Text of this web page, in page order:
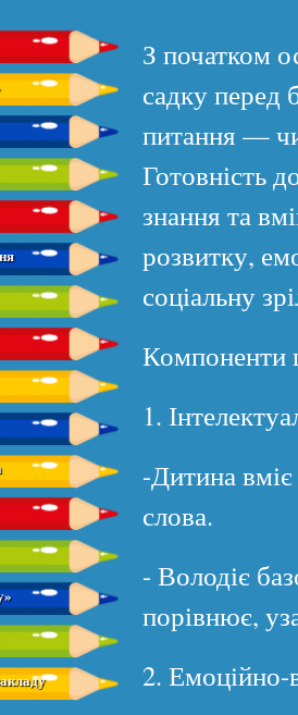
З початком
садку перед
питання —
Готовність
знання та
розвитку,
соціальну
Компоненти
1.
-Дитина
слова.
- Володіє
порівнює,
2. Емоційно-